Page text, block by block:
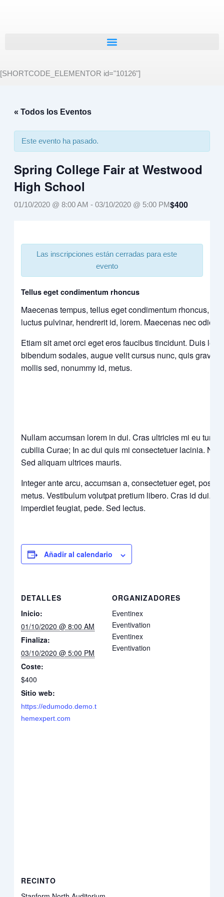
[SHORTCODE_ELEMENTOR id="10126"]
« Todos los Eventos
Este evento ha pasado.
Spring College Fair at Westwood
High School
01/10/2020 @ 8:00 AM - 03/10/2020 @ 5:00 PM$400
Las inscripciones están cerradas para este
evento
Tellus eget condimentum rhoncus
Maecenas tempus, tellus eget condimentum rhoncus,
luctus pulvinar, hendrerit id, lorem. Maecenas nec odio
Etiam sit amet orci eget eros faucibus tincidunt. Duis
bibendum sodales, augue velit cursus nunc, quis
mollis sed, nonummy id, metus.
Nullam accumsan lorem in dui. Cras ultricies mi eu
cubilia Curae; In ac dui quis mi consectetuer lacinia.
Sed aliquam ultrices mauris.
Integer ante arcu, accumsan a, consectetuer eget,
metus. Vestibulum volutpat pretium libero. Cras id dui.
imperdiet feugiat, pede. Sed lectus.
Añadir al calendario
DETALLES
Inicio:
01/10/2020 @ 8:00 AM
Finaliza:
03/10/2020 @ 5:00 PM
Coste:
$400
Sitio web:
https://edumodo.demo.t
hemexpert.com
ORGANIZADORES
Eventinex
Eventivation
Eventinex
Eventivation
RECINTO